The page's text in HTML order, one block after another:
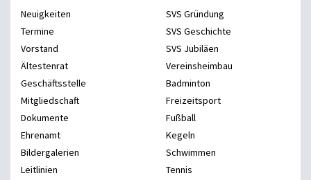
Neuigkeiten
Termine
Vorstand
Ältestenrat
Geschäftsstelle
Mitgliedschaft
Dokumente
Ehrenamt
Bildergalerien
Leitlinien
SVS Gründung
SVS Geschichte
SVS Jubiläen
Vereinsheimbau
Badminton
Freizeitsport
Fußball
Kegeln
Schwimmen
Tennis